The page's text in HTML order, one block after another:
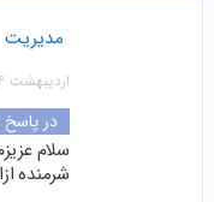
مدیریت
اردیبهشت ۴, ۱۳۹۵ در ۰۷:۱۵
در پاسخ
سلام
شرمنده